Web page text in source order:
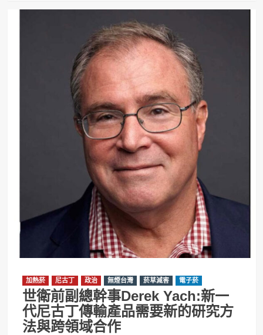
加熱菸 尼古丁 政治 無煙台灣 菸草減害 電子菸
世衛前副總幹事Derek Yach:新一
代尼古丁傳輸產品需要新的研究方
法與跨領域合作